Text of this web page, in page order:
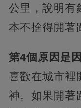
公里，說明有
本不捨得開著
第4個原因是
喜歡在城市裡
神。如果開著